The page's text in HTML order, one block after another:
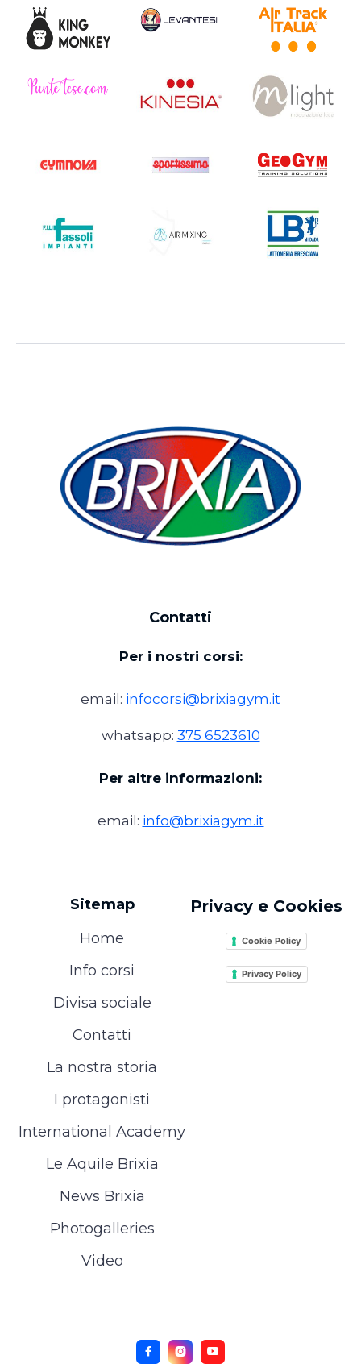
Contatti
Per i nostri corsi:
email: infocorsi@brixiagym.it
whatsapp: 375 6523610
Per altre informazioni:
email: info@brixiagym.it
Sitemap
Home
Info corsi
Divisa sociale
Contatti
La nostra storia
I protagonisti
International Academy
Le Aquile Brixia
News Brixia
Photogalleries
Video
Privacy e Cookies
Cookie Policy
Privacy Policy
  